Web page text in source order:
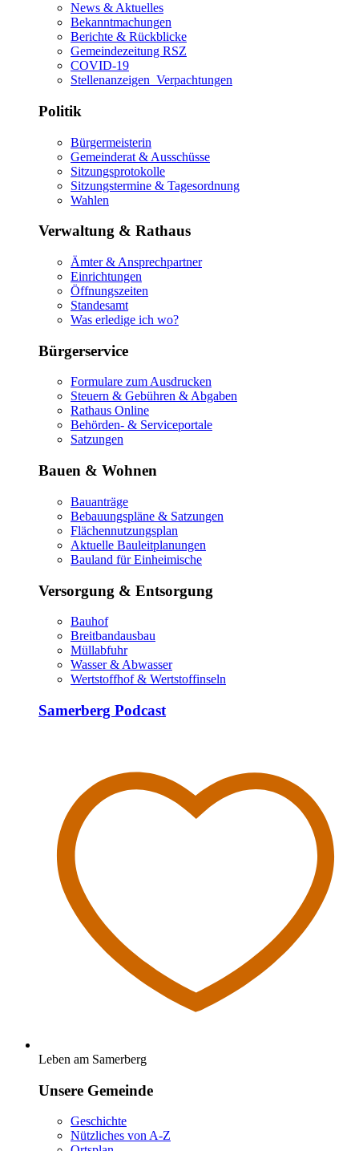
News & Aktuelles
Bekanntmachungen
Berichte & Rückblicke
Gemeindezeitung RSZ
COVID-19
Stellenanzeigen_Verpachtungen
Politik
Bürgermeisterin
Gemeinderat & Ausschüsse
Sitzungsprotokolle
Sitzungstermine & Tagesordnung
Wahlen
Verwaltung & Rathaus
Ämter & Ansprechpartner
Einrichtungen
Öffnungszeiten
Standesamt
Was erledige ich wo?
Bürgerservice
Formulare zum Ausdrucken
Steuern & Gebühren & Abgaben
Rathaus Online
Behörden- & Serviceportale
Satzungen
Bauen & Wohnen
Bauanträge
Bebauungspläne & Satzungen
Flächennutzungsplan
Aktuelle Bauleitplanungen
Bauland für Einheimische
Versorgung & Entsorgung
Bauhof
Breitbandausbau
Müllabfuhr
Wasser & Abwasser
Wertstoffhof & Wertstoffinseln
Samerberg Podcast
Leben am Samerberg
Unsere Gemeinde
Geschichte
Nützliches von A-Z